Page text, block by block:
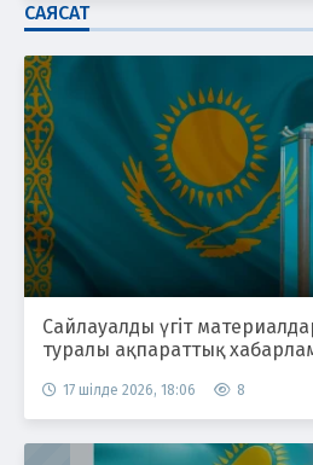
САЯСАТ
Сайлауалды үгіт
туралы ақпараттық
17 шілде 2026, 18:06 8